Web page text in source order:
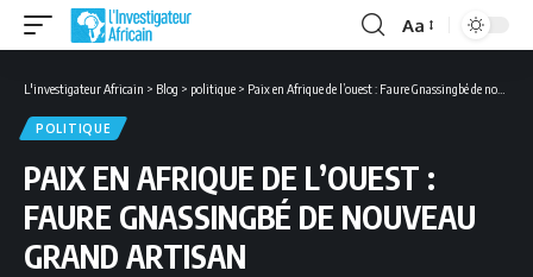
Font
Aa
L'investigateur Africain > Blog > politique > Paix en Afrique de l’ouest : Faure Gnassingbé de nouveau grand artisan
POLITIQUE
PAIX EN AFRIQUE DE L’OUEST :
FAURE GNASSINGBÉ DE NOUVEAU
GRAND ARTISAN